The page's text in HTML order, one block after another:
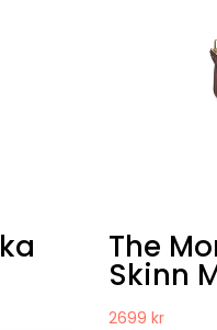
The
Skinn
2699 kr